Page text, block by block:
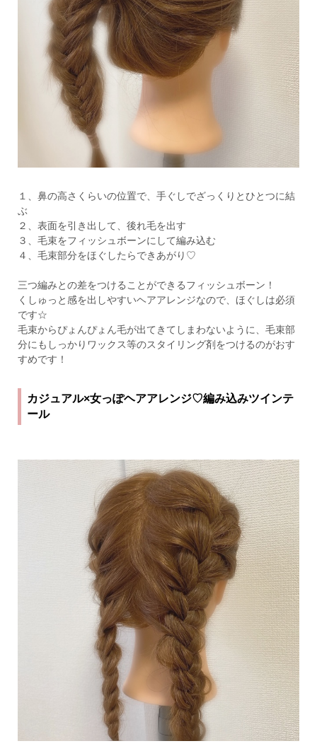
１、鼻の高さくらいの位置で、手ぐしでざっくりとひとつに結
ぶ
２、表面を引き出して、後れ毛を出す
３、毛束をフィッシュボーンにして編み込む
４、毛束部分をほぐしたらできあがり♡
三つ編みとの差をつけることができるフィッシュボーン！
くしゅっと感を出しやすいヘアアレンジなので、ほぐしは必須
です☆
毛束からぴょんぴょん毛が出てきてしまわないように、毛束部
分にもしっかりワックス等のスタイリング剤をつけるのがおす
すめです！
カジュアル×女っぽヘアアレンジ♡編み込みツインテ
ール